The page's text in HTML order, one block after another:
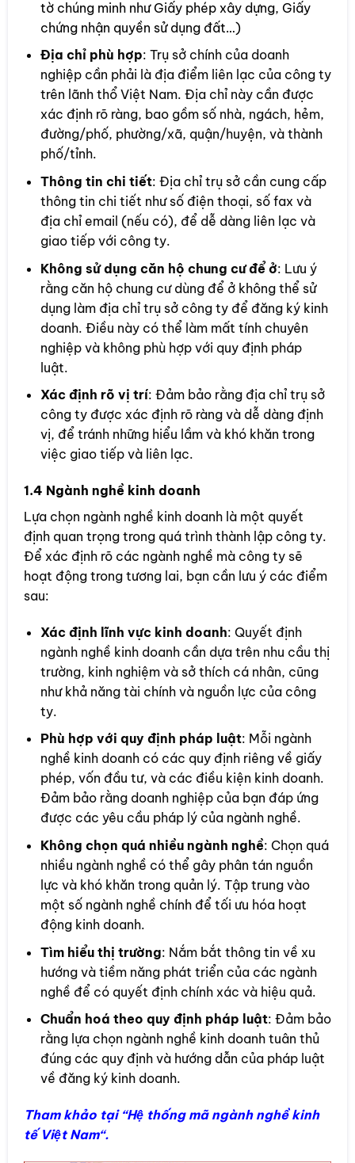
tờ chúng minh như Giấy phép xây dựng, Giấy
chứng nhận quyền sử dụng đất…)
Địa chỉ phù hợp: Trụ sở chính của doanh
nghiệp cần phải là địa điểm liên lạc của công ty
trên lãnh thổ Việt Nam. Địa chỉ này cần được
xác định rõ ràng, bao gồm số nhà, ngách, hẻm,
đường/phố, phường/xã, quận/huyện, và thành
phố/tỉnh.
Thông tin chi tiết: Địa chỉ trụ sở cần cung cấp
thông tin chi tiết như số điện thoại, số fax và
địa chỉ email (nếu có), để dễ dàng liên lạc và
giao tiếp với công ty.
Không sử dụng căn hộ chung cư để ở: Lưu ý
rằng căn hộ chung cư dùng để ở không thể sử
dụng làm địa chỉ trụ sở công ty để đăng ký kinh
doanh. Điều này có thể làm mất tính chuyên
nghiệp và không phù hợp với quy định pháp
luật.
Xác định rõ vị trí: Đảm bảo rằng địa chỉ trụ sở
công ty được xác định rõ ràng và dễ dàng định
vị, để tránh những hiểu lầm và khó khăn trong
việc giao tiếp và liên lạc.
1.4 Ngành nghề kinh doanh
Lựa chọn ngành nghề kinh doanh là một quyết
định quan trọng trong quá trình thành lập công ty.
Để xác định rõ các ngành nghề mà công ty sẽ
hoạt động trong tương lai, bạn cần lưu ý các điểm
sau:
Xác định lĩnh vực kinh doanh: Quyết định
ngành nghề kinh doanh cần dựa trên nhu cầu thị
trường, kinh nghiệm và sở thích cá nhân, cũng
như khả năng tài chính và nguồn lực của công
ty.
Phù hợp với quy định pháp luật: Mỗi ngành
nghề kinh doanh có các quy định riêng về giấy
phép, vốn đầu tư, và các điều kiện kinh doanh.
Đảm bảo rằng doanh nghiệp của bạn đáp ứng
được các yêu cầu pháp lý của ngành nghề.
Không chọn quá nhiều ngành nghề: Chọn quá
nhiều ngành nghề có thể gây phân tán nguồn
lực và khó khăn trong quản lý. Tập trung vào
một số ngành nghề chính để tối ưu hóa hoạt
động kinh doanh.
Tìm hiểu thị trường: Nắm bắt thông tin về xu
hướng và tiềm năng phát triển của các ngành
nghề để có quyết định chính xác và hiệu quả.
Chuẩn hoá theo quy định pháp luật: Đảm bảo
rằng lựa chọn ngành nghề kinh doanh tuân thủ
đúng các quy định và hướng dẫn của pháp luật
về đăng ký kinh doanh.
Tham khảo tại “Hệ thống mã ngành nghề kinh
tế Việt Nam“.